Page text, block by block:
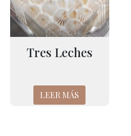
Tres Leches
LEER MÁS